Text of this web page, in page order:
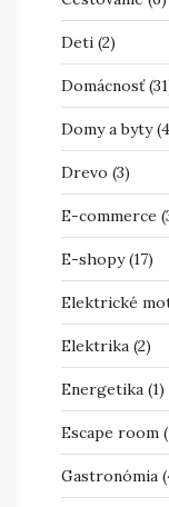
Deti (2)
Domácnosť
Domy a byty
Drevo (3)
E-commerce
E-shopy(17)
Elektrické
Elektrika (2)
Energetika (1)
Escape room
Gastronómia